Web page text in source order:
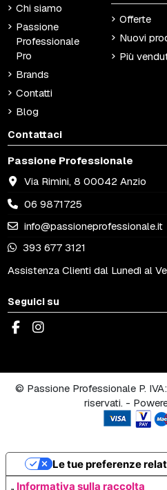
Chi siamo
Passione
Professionale
Pro
Brands
Contatti
Blog
Offerte
Nuovi
Più
Contattaci
Passione Professionale
Via Rimini, 8 00042 Anzio
06 9871725
info@passioneprofessionale.it
393 677 3121
Assistenza Clienti dal Lunedì al
Seguici su
© Passione Professionale P.
riservati. -
Informativa sulla raccolta
Le tue preferenze